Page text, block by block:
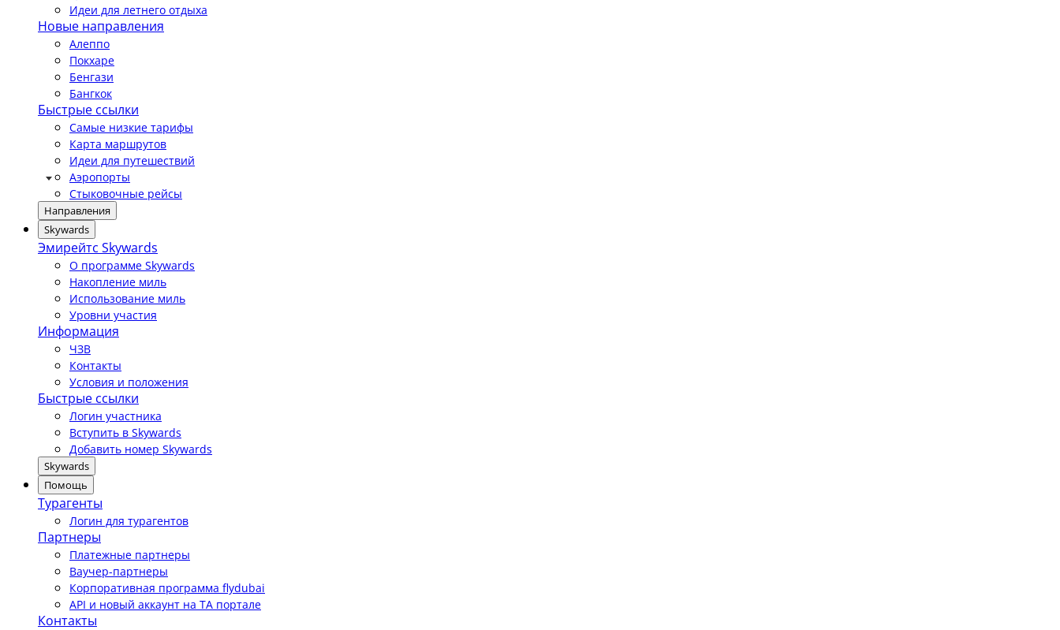
Идеи для летнего отдыха
Новые направления
Алеппо
Покхаре
Бенгази
Бангкок
Быстрые ссылки
Самые низкие тарифы
Карта маршрутов
Идеи для путешествий
Аэропорты
Стыковочные рейсы
Направления
Skywards
Эмирейтс Skywards
О программе Skywards
Накопление миль
Использование миль
Уровни участия
Информация
ЧЗВ
Контакты
Условия и положения
Быстрые ссылки
Логин участника
Вступить в Skywards
Добавить номер Skywards
Skywards
Помощь
Турагенты
Логин для турагентов
Партнеры
Платежные партнеры
Ваучер-партнеры
Корпоративная программа flydubai
API и новый аккаунт на TA портале
Контакты